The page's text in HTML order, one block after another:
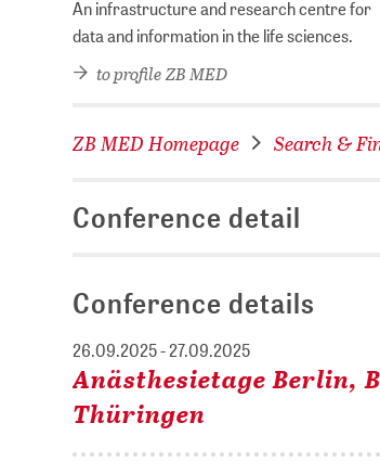
An infrastructure and research centre for
data and information in the life sciences.
to profile ZB MED
ZB MED Homepage Search &
Conference detail
Conference details
26.09.2025 - 27.09.2025
Anästhesietage Berlin,
Thüringen